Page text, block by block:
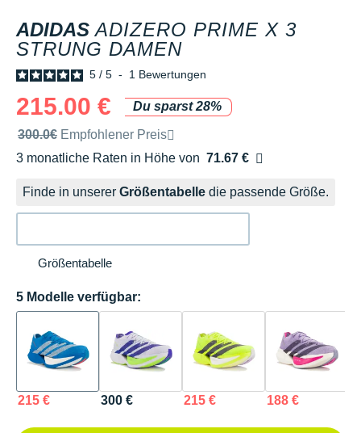
ADIDAS ADIZERO PRIME X 3
STRUNG DAMEN
5 / 5 - 1 Bewertungen
215.00 €
Du sparst 28%
Unverbindliche Preisempfehlung der Marke
300.0€ Empfohlener Preis
3 monatliche Raten in Höhe von 71.67 €
Ohne Zusatzkosten
Finde in unserer Größentabelle die passende Größe.
Größentabelle
5 Modelle verfügbar:
215 € 300 € 215 € 188 €